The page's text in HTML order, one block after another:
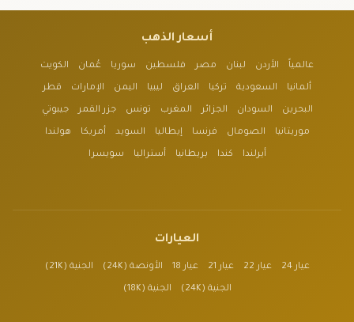
أسعار الذهب
عالمياً الأردن لبنان مصر فلسطين سوريا عُمان الكويت
ألمانيا السعودية تركيا العراق ليبيا اليمن الإمارات قطر
البحرين السودان الجزائر المغرب تونس جزر القمر جيبوتي
موريتانيا الصومال فرنسا إيطاليا السويد أمريكا هولندا
أيرلندا كندا بريطانيا أستراليا سويسرا
العيارات
عيار 24 عيار 22 عيار 21 عيار 18 الأونصة (24K) الجنية (21K)
الجنية (24K) الجنية (18K)